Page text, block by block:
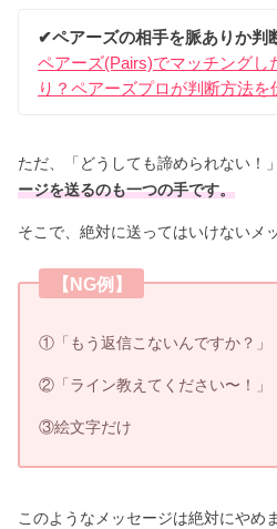
✔︎ペアーズの相手を脈ありか判
ペアーズ(Pairs)でマッチングし
り？ペアーズプロが判断方法を
ただ、「どうしても諦められない！
ージを送るのも一つの手です。
そこで、絶対に送ってはいけないメ
【NG例】
①「もう返信こないんですか？」
②「ライン教えてください〜！」
③絵文字だけ
このようなメッセージは絶対にやめ